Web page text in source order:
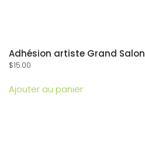
Adhésion artiste Grand Salon
$15.00
Ajouter au panier